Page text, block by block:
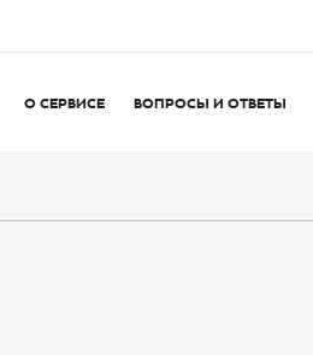
О СЕРВИСЕ ВОПРОСЫ И ОТВЕТЫ